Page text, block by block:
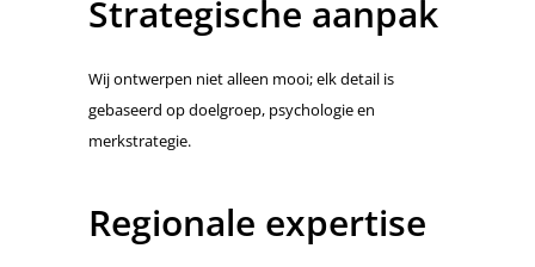
Strategische aanpak
Wij ontwerpen niet alleen mooi; elk detail is
gebaseerd op doelgroep, psychologie en
merkstrategie.
Regionale expertise